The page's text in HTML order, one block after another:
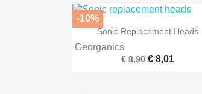
 Snel bekijken
Sonic Replacement Heads
Georganics
€ 8,90 € 8,01
-10%